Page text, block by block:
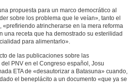
propuesta para un marco democrático al
sobre los problema que le veían», tanto el
«prefiriendo atrincherarse en la mera reforma
una receta que ha demostrado su esterilidad
para alimentarlo».
de las publicaciones sobre las
PNV en el Congreso español, Josu
ETA de «desautorizar a Batasuna» cuando,
el beneplácito a un documento «que ya se